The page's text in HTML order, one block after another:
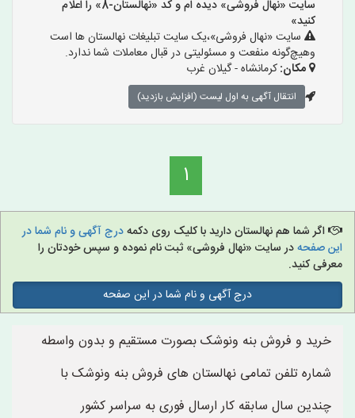
سایت «نهال فروشی» دیده ام و کد «نهالستان-8» را اعلام
کنید»
سایت «نهال فروشی»،یک سایت تبلیغات نهالستان ها است
وهیچ‌گونه منفعت و مسئولیتی در قبال معاملات شما ندارد.
مکان:کرمانشاه - گیلان غرب
انتقال آگهی به اول لیست (افزایش بازدید)
1
اگر شما هم نهالستان دارید با کلیک روی دکمهدرج آگهی و نام شما در
این صفحهدر سایت «نهال فروشی» ثبت نام نموده و سپس خودتان را
معرفی کنید.
درج آگهی و نام شما در این صفحه
خرید و فروش بنه ونوشک بصورت مستقیم و بدون واسطه
شماره تلفن تمامی نهالستان های فروش بنه ونوشک با
چندین سال سابقه کار ارسال فوری به سراسر کشور